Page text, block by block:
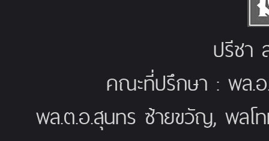
ปรีชา
คณะที่ปรึกษา : พล.
พล.ต.อ.สุนทร ซ้ายขวัญ, พล